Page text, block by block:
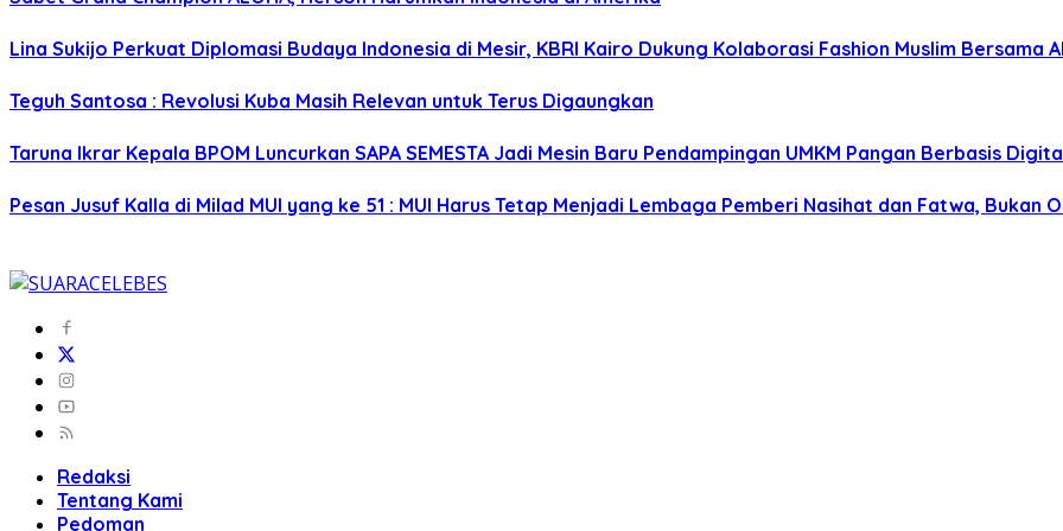
Lina Sukijo Perkuat Diplomasi Budaya Indonesia di Mesir, KBRI Kairo Dukung Kolaborasi Fashion Muslim Bersama
Teguh Santosa : Revolusi Kuba Masih Relevan untuk Terus Digaungkan
Taruna Ikrar Kepala BPOM Luncurkan SAPA SEMESTA Jadi Mesin Baru Pendampingan UMKM Pangan Berbasis
Pesan Jusuf Kalla di Milad MUI yang ke 51 : MUI Harus Tetap Menjadi Lembaga Pemberi Nasihat dan Fatwa, Bukan
Redaksi
Tentang Kami
Pedoman